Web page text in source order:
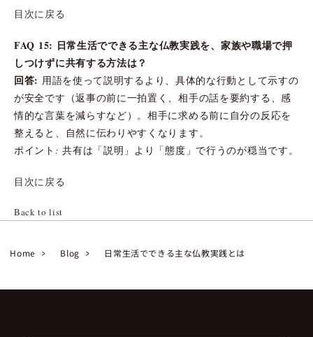
目次に戻る
FAQ 15: 日常生活でできる主な仏教実践を、家族や職場で押
しつけずに共有する方法は？
回答: 用語を使って説明するより、具体的な行動として示すの
が安全です（返事の前に一拍置く、相手の話を要約する、感
情的な言葉を減らすなど）。相手に求める前に自分の反応を
整えると、自然に伝わりやすくなります。
ポイント: 共有は「説明」より「態度」で行うのが穏当です。
目次に戻る
Back to list
Home Blog 日常生活でできる主な仏教実践とは